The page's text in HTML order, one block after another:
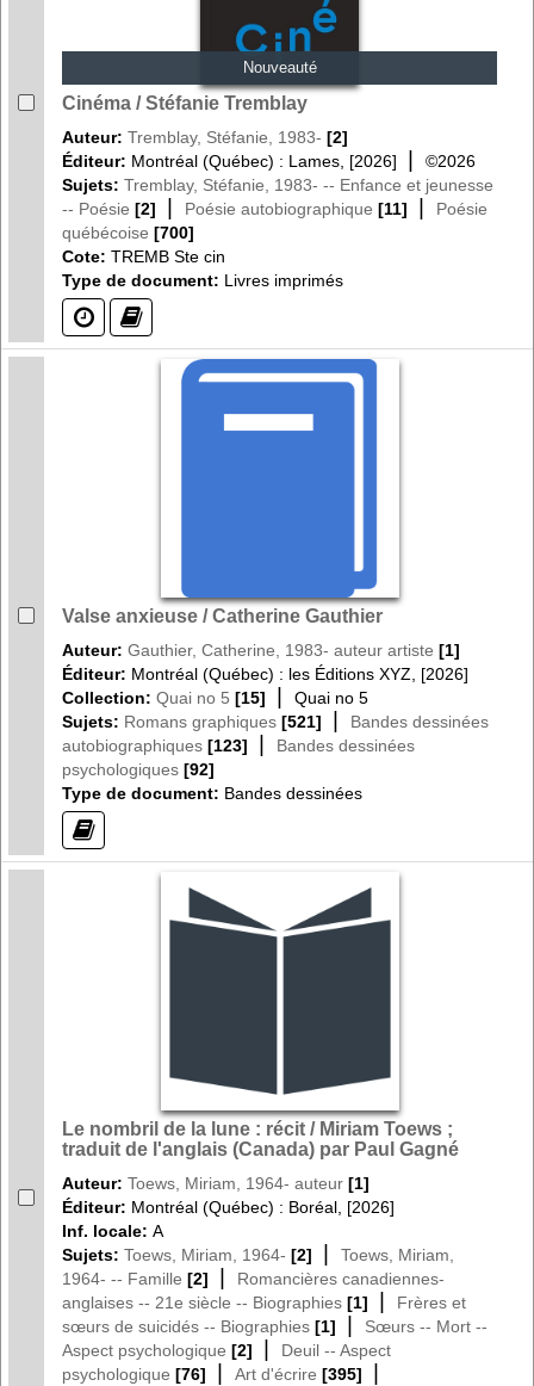
Nouveauté
Cinéma / Stéfanie Tremblay
Auteur: Tremblay, Stéfanie, 1983- [2]
Éditeur: Montréal (Québec) : Lames, [2026] |
©2026
Sujets: Tremblay, Stéfanie, 1983- -- Enfance et jeunesse
-- Poésie [2] | Poésie autobiographique [11] |
Poésie
québécoise [700]
Cote: TREMB Ste cin
Type de document: Livres imprimés
(?) (?)
Valse anxieuse / Catherine Gauthier
Auteur: Gauthier, Catherine, 1983- auteur artiste [1]
Éditeur: Montréal (Québec) : les Éditions XYZ, [2026]
Collection: Quai no 5 [15] |
Quai no 5
Sujets: Romans graphiques [521] |
Bandes dessinées
autobiographiques [123] |
Bandes dessinées
psychologiques [92]
Type de document: Bandes dessinées
(?)
Le nombril de la lune : récit / Miriam Toews ;
traduit de l'anglais (Canada) par Paul Gagné
Auteur: Toews, Miriam, 1964- auteur [1]
Éditeur: Montréal (Québec) : Boréal, [2026]
Inf. locale: A
Sujets: Toews, Miriam, 1964- [2] |
Toews, Miriam,
1964- -- Famille [2] |
Romancières canadiennes-
anglaises -- 21e siècle -- Biographies [1] |
Frères et
sœurs de suicidés -- Biographies [1] |
Sœurs -- Mort --
Aspect psychologique [2] |
Deuil -- Aspect
psychologique [76] | Art d'écrire [395] |